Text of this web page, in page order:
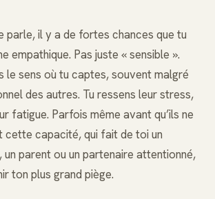
parle, il y a de fortes chances que tu
empathique. Pas juste « sensible ».
le sens où tu captes, souvent malgré
des autres. Tu ressens leur stress,
fatigue. Parfois même avant qu’ils ne
cette capacité, qui fait de toi un
un parent ou un partenaire attentionné,
ton plus grand piège.